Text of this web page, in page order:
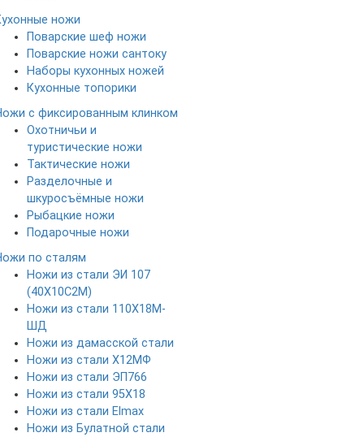
ножи
Поварские шеф ножи
Поварские ножи сантоку
Наборы кухонных ножей
Кухонные топорики
с фиксированным клинком
Охотничьи и
туристические ножи
Тактические ножи
Разделочные и
шкуросъёмные ножи
Рыбацкие ножи
Подарочные ножи
по сталям
Ножи из стали ЭИ 107
(40Х10С2М)
Ножи из стали 110Х18М-
ШД
Ножи из дамасской стали
Ножи из стали Х12МФ
Ножи из стали ЭП766
Ножи из стали 95Х18
Ножи из стали Elmax
Ножи из Булатной стали